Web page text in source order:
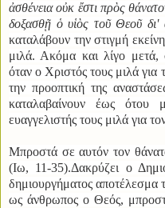
ἀσθένεια οὐκ ἔστι πρὸς
δοξασθῇ ὁ υἱὸς τοῦ Θεοῦ δι'
καταλάβουν την στιγμή
μιλά. Ακόμα και λίγο μετά,
όταν ο Χριστός τους μιλά
την προοπτική της
καταλαβαίνουν έως
ευαγγελιστής τους μιλά για
Μπροστά σε αυτόν τον
(Ιω, 11-35).Δακρύζει ο
δημιουργήματος αποτέλεσμα
ως άνθρωπος ο Θεός,